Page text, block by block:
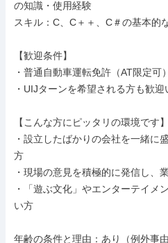
の知識・使用経験
スキル：C、C＋＋、C＃の基本的
【歓迎条件】
・普通自動車運転免許（AT限定可
・UIJターンを希望される方も歓迎
【こんな方にピッタリの環境です】
・設立したばかりの会社を一緒に
方
・現場の意見を積極的に発信し、
・「遊ぶ文化」やエンターテイメ
い方
年齢の条件と理由：あり（例外事